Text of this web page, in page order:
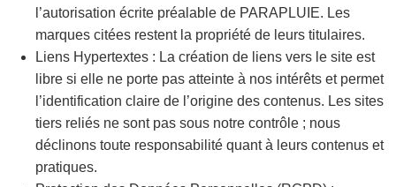
l’autorisation écrite préalable de PARAPLUIE. Les
marques citées restent la propriété de leurs titulaires.
Liens Hypertextes : La création de liens vers le site est
libre si elle ne porte pas atteinte à nos intérêts et permet
l’identification claire de l’origine des contenus. Les sites
tiers reliés ne sont pas sous notre contrôle ; nous
déclinons toute responsabilité quant à leurs contenus et
pratiques.